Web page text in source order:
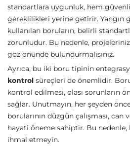
standartlara uygunluk, hem
gereklilikleri yerine getirir. Yangın
kullanılan boruların, belirli
zorunludur. Bu nedenle,
göz önünde bulundurmalısınız.
Ayrıca, bu iki boru tipinin
kontrol süreçleri de önemlidir.
kontrol edilmesi, olası sorunların
sağlar. Unutmayın, her şeyden
borularının düzgün çalışması,
hayati öneme sahiptir. Bu nedenle,
ihmal etmeyin.